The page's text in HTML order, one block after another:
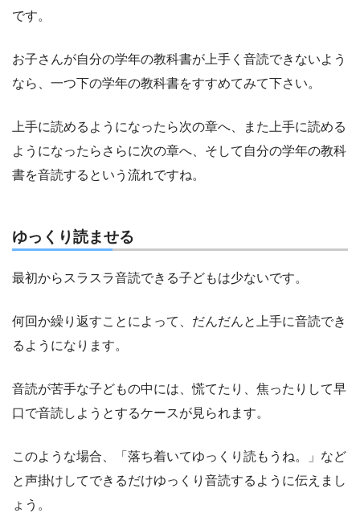
です。
お子さんが自分の学年の教科書が上手く音読できないよう
なら、一つ下の学年の教科書をすすめてみて下さい。
上手に読めるようになったら次の章へ、また上手に読める
ようになったらさらに次の章へ、そして自分の学年の教科
書を音読するという流れですね。
ゆっくり読ませる
最初からスラスラ音読できる子どもは少ないです。
何回か繰り返すことによって、だんだんと上手に音読でき
るようになります。
音読が苦手な子どもの中には、慌てたり、焦ったりして早
口で音読しようとするケースが見られます。
このような場合、「落ち着いてゆっくり読もうね。」など
と声掛けしてできるだけゆっくり音読するように伝えまし
ょう。